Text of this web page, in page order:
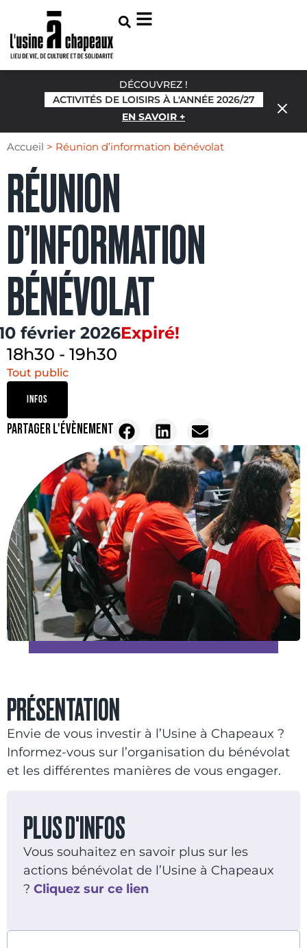
DÉCOUVREZ !
ACTIVITÉS DE LOISIRS À L'ANNÉE 2026/27
EN SAVOIR +
Accueil > Réunion d’information bénévolat
RÉUNION
D’INFORMATION
BÉNÉVOLAT
février 2026Expiré!
18h30 - 19h30
Tout public
INFOS
PARTAGER L'ÉVÈNEMENT
PRÉSENTATION
Envie de vous investir à l’Usine à Chapeaux ?
Informez-vous sur l’organisation du bénévolat
et les différentes manières de vous engager.
PLUS D'INFOS
Vous souhaitez en savoir plus sur les
actions bénévolat de l’Usine à Chapeaux
? Cliquez sur ce lien